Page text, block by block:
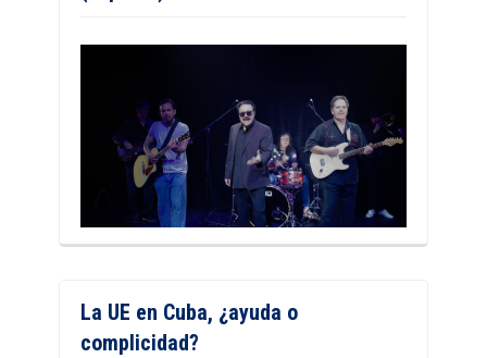
La UE en Cuba, ¿ayuda o
complicidad?